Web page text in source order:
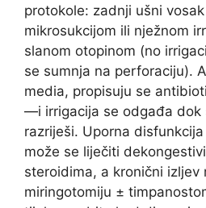
protokole: zadnji ušni
mikrosukcijom ili nježnom
slanom otopinom (no
se sumnja na perforaciju).
media, propisuju se
—i irrigacija se odgađa dok
razriješi. Uporna
može se liječiti
steroidima, a kronični izljev
miringotomiju ±